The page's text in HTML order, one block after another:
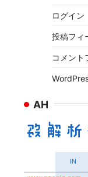
ログイン
投稿フィ
コメント
AH